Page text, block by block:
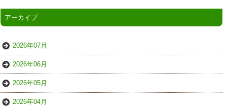
アーカイブ
2026年07月
2026年06月
2026年05月
2026年04月